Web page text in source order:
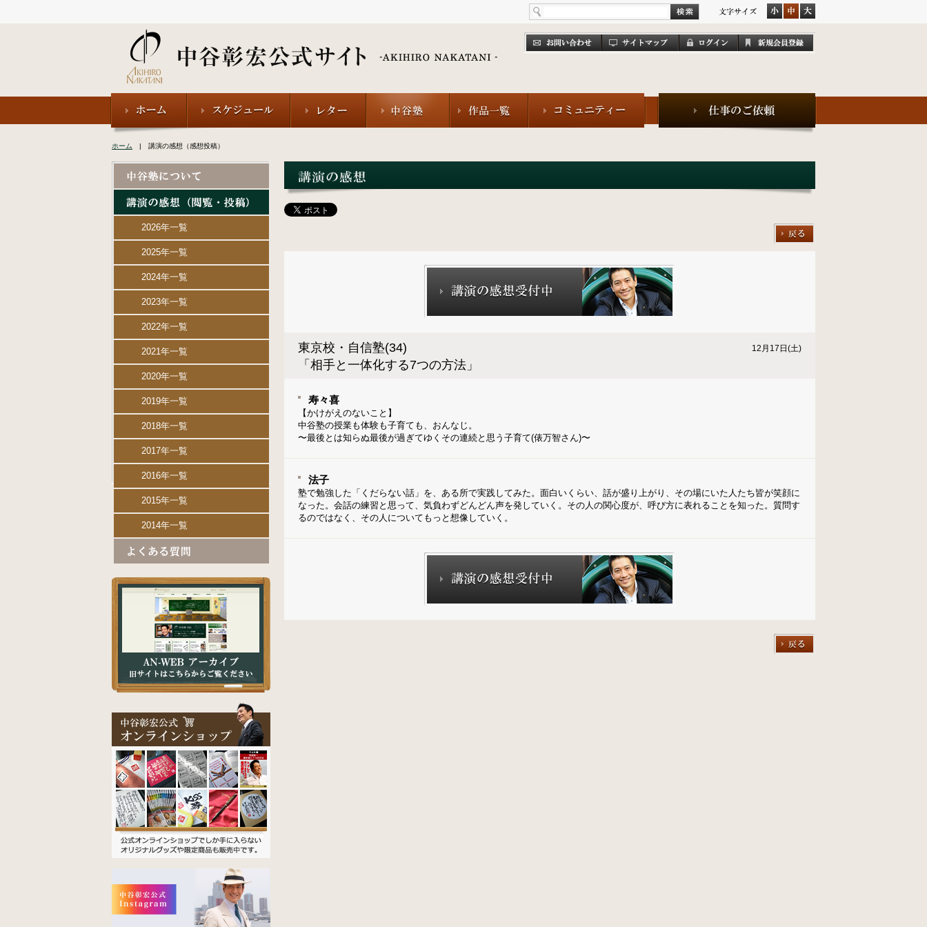
ホーム | 講演の感想（感想投稿）
東京校・自信塾(34)
「相手と一体化する7つの方法」
12月17日(土)
寿々喜
【かけがえのないこと】
中谷塾の授業も体験も子育ても、おんなじ。
〜最後とは知らぬ最後が過ぎてゆくその連続と思う子育て(俵万智さん)〜
法子
塾で勉強した「くだらない話」を、ある所で実践してみた。面白いくらい、話が盛り上がり、その場にいた人たち皆が笑顔に
なった。会話の練習と思って、気負わずどんどん声を発していく。その人の関心度が、呼び方に表れることを知った。質問す
るのではなく、その人についてもっと想像していく。
2026年一覧
2025年一覧
2024年一覧
2023年一覧
2022年一覧
2021年一覧
2020年一覧
2019年一覧
2018年一覧
2017年一覧
2016年一覧
2015年一覧
2014年一覧